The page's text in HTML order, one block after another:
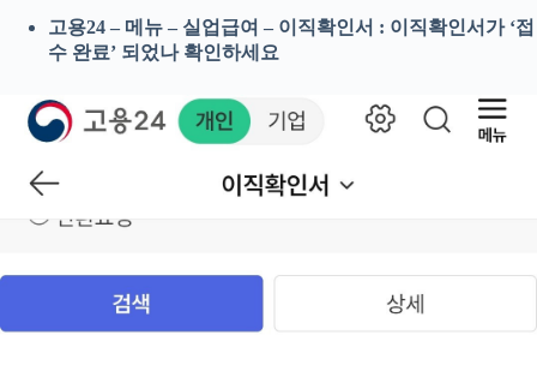
고용24 – 메뉴 – 실업급여 – 이직확인서 : 이직확인서가 ‘접
수 완료’ 되었나 확인하세요